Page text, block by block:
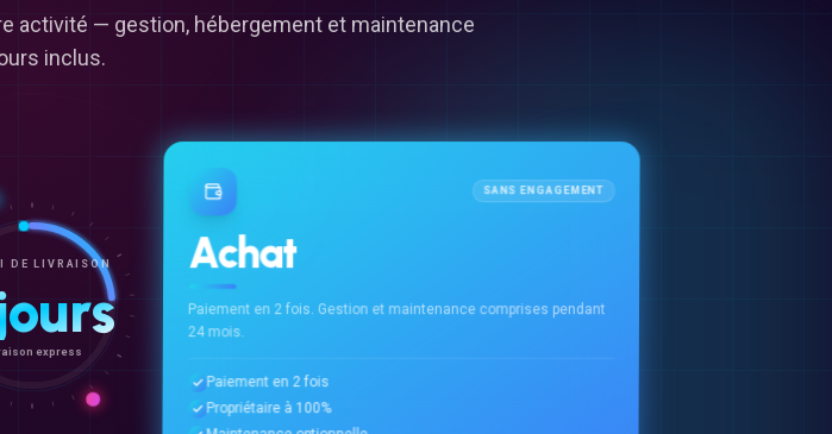
activité — gestion, hébergement et maintenance
inclus.
DE LIVRAISON
express
SANS ENGAGEMENT
Achat
Paiement en 2 fois. Gestion et maintenance comprises pendant
24 mois.
Paiement en 2 fois
Propriétaire à 100%